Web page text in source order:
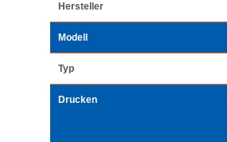
Hersteller
Modell
Typ
Drucken